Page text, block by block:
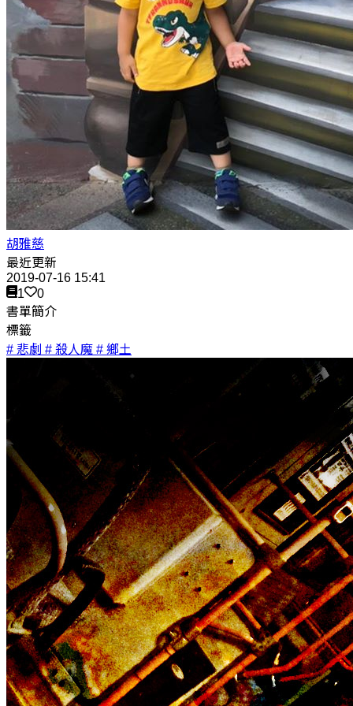
胡雅慈
最近更新
2019-07-16 15:41
1
0
書單簡介
標籤
# 悲劇 # 殺人魔 # 鄉土